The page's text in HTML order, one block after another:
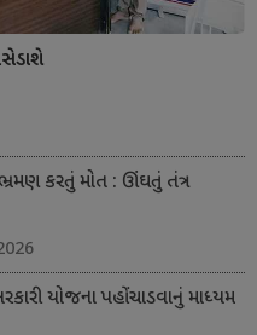
ભ્રમણ કરતું મોત : ઊંઘતું તંત્ર
યોજના પહોંચાડવાનું માધ્યમ